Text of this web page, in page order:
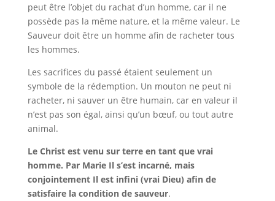
peut être l’objet du rachat d’un homme, car il ne
possède pas la même nature, et la même valeur. Le
Sauveur doit être un homme afin de racheter tous
les hommes.
Les sacrifices du passé étaient seulement un
symbole de la rédemption. Un mouton ne peut ni
racheter, ni sauver un être humain, car en valeur il
n’est pas son égal, ainsi qu’un bœuf, ou tout autre
animal.
Le Christ est venu sur terre en tant que vrai
homme. Par Marie Il s’est incarné, mais
conjointement Il est infini (vrai Dieu) afin de
satisfaire la condition de sauveur.